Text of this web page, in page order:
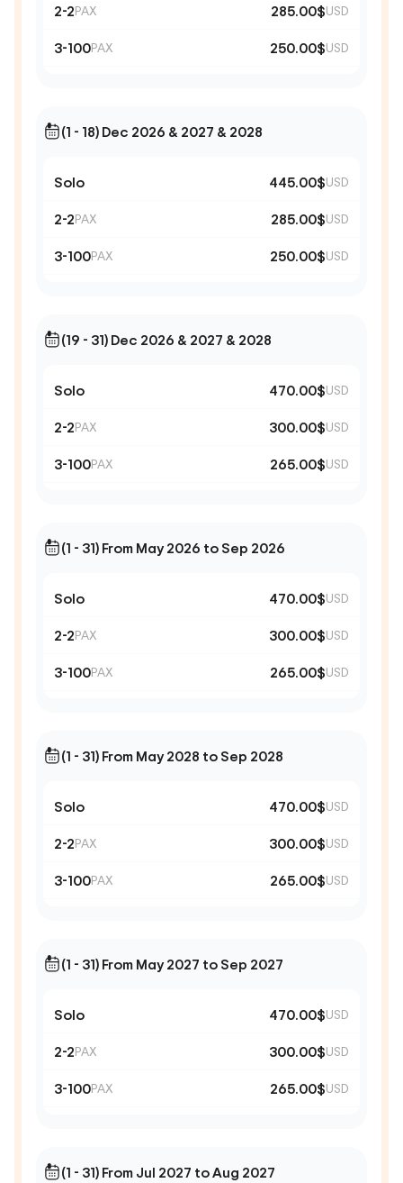
2-2PAX 285.00$USD
3-100PAX 250.00$USD
(1 - 18) Dec 2026 & 2027 & 2028
Solo 445.00$USD
2-2PAX 285.00$USD
3-100PAX 250.00$USD
(19 - 31) Dec 2026 & 2027 & 2028
Solo 470.00$USD
2-2PAX 300.00$USD
3-100PAX 265.00$USD
(1 - 31) From May 2026 to Sep 2026
Solo 470.00$USD
2-2PAX 300.00$USD
3-100PAX 265.00$USD
(1 - 31) From May 2028 to Sep 2028
Solo 470.00$USD
2-2PAX 300.00$USD
3-100PAX 265.00$USD
(1 - 31) From May 2027 to Sep 2027
Solo 470.00$USD
2-2PAX 300.00$USD
3-100PAX 265.00$USD
(1 - 31) From Jul 2027 to Aug 2027